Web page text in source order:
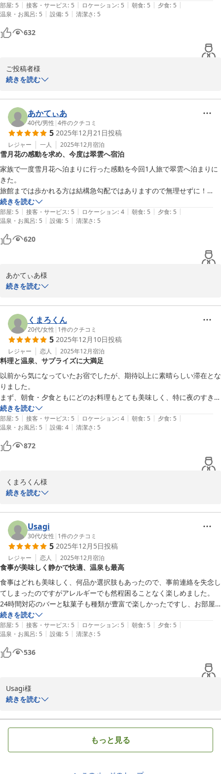
て完食しましたがお腹いっぱいでした。ハーゲンダッツのサービスもお
風呂上がりに最高でした。
部屋: 5 | 接客・サービス: 5 | ロケーション: 5 | 朝食: 5 | 夕食: 5 |
温泉・お風呂: 5 | 設備: 5 | 清潔さ: 5
632
ご投稿者様
この度は雪月花別邸翠雲にご宿泊いただき誠にありがとうございま
温かいおもてなしを感じていただき大変嬉しく存じます。
また、お風呂やお食事、そしてサービスにご満足いただけたようで
光栄に存じます。
今後もお客様に感動をお届けできるよう、サービスの向上に努めて
まいります。
またのご来館を心よりお待ち申し上げております。
雪月花別邸翠雲　田中
雪月花別邸 翠雲（共立リゾート）
2026-01-08
続きを読む
あかてぃあ
40代/男性 |4件のクチコミ
5 2025年12月21日投稿
レジャー 一人 2025年12月宿泊
雪月花の感動を求め、今度は翠雲へ宿泊
家族で一度雪月花へ泊まりに行った感動を今回1人旅で翠雲へ泊まりに
きた。
旅館までは歩かれる方は結構急勾配ではありますので無理せずに！
門構えから素敵で中へ案内されますとスタッフさんがお出迎え✨
館内の素晴らしさ・一人一人の接客・
部屋の満足度・お風呂も申し分ありません。
記念日など是非大切な方と素敵な時間を過ごすのにピッタリなお宿で
す。
続きを読む
部屋: 5 | 接客・サービス: 5 | ロケーション: 4 | 朝食: 5 | 夕食: 5 |
温泉・お風呂: 5 | 設備: 5 | 清潔さ: 5
620
あかてぃあ様
この度は雪月花別邸翠雲にご宿泊いただきまして誠にありがとうご
これ以上ない素敵なお言葉をいただき大変嬉しく存じます。
現状で慢心することなく今後も更なる接客、サービスの向上に向け
て一同努めて参ります。
是非次回はご家族の皆様とお越しください。
またのご来館を心よりお待ち申し上げております。
雪月花別邸翠雲　田中
雪月花別邸 翠雲（共立リゾート）
2025-12-27
続きを読む
くまろくん
20代/女性 | 1件のクチコミ
5 2025年12月10日投稿
レジャー 恋人 2025年12月宿泊
料理と温泉、サプライズに大満足
以前から気になっていたお宿でしたが、期待以上に素晴らしい滞在とな
りました。
まず、朝食・夕食ともにどのお料理もとても美味しく、特に夜のすき焼
きはお肉の柔らかさと味付けが絶妙で感動しました。食事も重視してい
る方にもおすすめできます！誕生日のケーキをお願いしていたら、素敵
なサプライズもして下さり感動しました。
また、お部屋に備わっている温泉も大浴場も、温度がちょうど良く、ゆ
ったりと浸かって心身ともにリフレッシュできました。お部屋自体も広
く清潔で、落ち着いた雰囲気の中で快適に過ごすことができました。
さらに、24時間利用できる無料ドリンクサーバーやお菓子のサービス
も嬉しく、ちょっとした合間に利用できて食べすぎちゃうくらいでし
た。
続きを読む
部屋: 5 | 接客・サービス: 5 | ロケーション: 4 | 朝食: 5 | 夕食: 5 |
温泉・お風呂: 5 | 設備: 4 | 清潔さ: 5
872
くまろくん様
この度は大切なお誕生日のお祝いに雪月花別邸翠雲をお選びいただ
お料理やサプライズにお喜びいただけたようで光栄でございます。
くまろくん様にとって期待以上のご滞在となった事、スタッフ一同
大変嬉しく存じます。
いただいたお言葉を励みに、より洗練された施設づくりに努めて参
ります。
次回の記念日も当館をご利用いただけましたら幸いです。
またのご来館を心よりお待ち申し上げております。
雪月花別邸翠雲　田中
雪月花別邸 翠雲（共立リゾート）
2025-12-14
続きを読む
Usagi
30代/女性 | 1件のクチコミ
5 2025年12月5日投稿
レジャー 恋人 2025年12月宿泊
食事が美味しく静かで快適、温泉も最高
食事はどれも美味しく、何品か選択肢もあったので、事前連絡を失念し
てしまったのですがアレルギーでも然程困ることなく楽しめました。
24時間対応のバーと駄菓子も種類が豊富で楽しかったですし、お部屋
も館内もとても静かで快適に寛げました。硫黄アレルギーなので温泉が
硫黄泉ではないことが非常に有難く、肌もすべすべになり大満足です。
なお、SNSではオールインクルーシブと紹介されていましたが、夕食時
のドリンクは別料金なので注意が必要です。
続きを読む
部屋: 5 | 接客・サービス: 5 | ロケーション: 5 | 朝食: 5 | 夕食: 5 |
温泉・お風呂: 5 | 設備: 5 | 清潔さ: 5
536
Usagi様
この度は雪月花別邸翠雲にご宿泊いただき誠にありがとうございま
ご滞在にご満足いただけたようで、大変嬉しく思います。特にお風
呂やお食事、無料サービスをお楽しみいただけたようで光栄です。
またのご来館を心よりお待ち申し上げております。
雪月花別邸翠雲　田中
続きを読む
もっと見る